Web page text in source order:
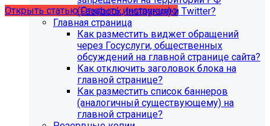
Открыть статьюОткрыть инструкцию
(Facebook, Instagram) и Twitter?
Главная страница
Как разместить виджет обращений
через Госуслуги, общественных
обсуждений на главной странице сайта?
Как отключить заголовок блока на
главной странице?
Как разместить список баннеров
(аналогичный существующему) на
главной странице?